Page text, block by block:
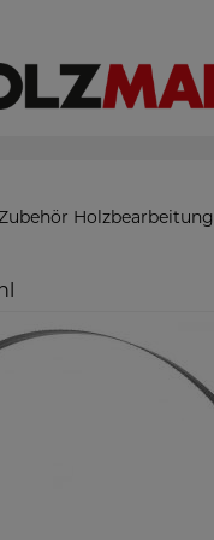
Holzbearbeitung